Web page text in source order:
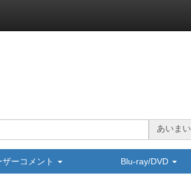
あいまい
ザーコメント Blu-ray/DVD